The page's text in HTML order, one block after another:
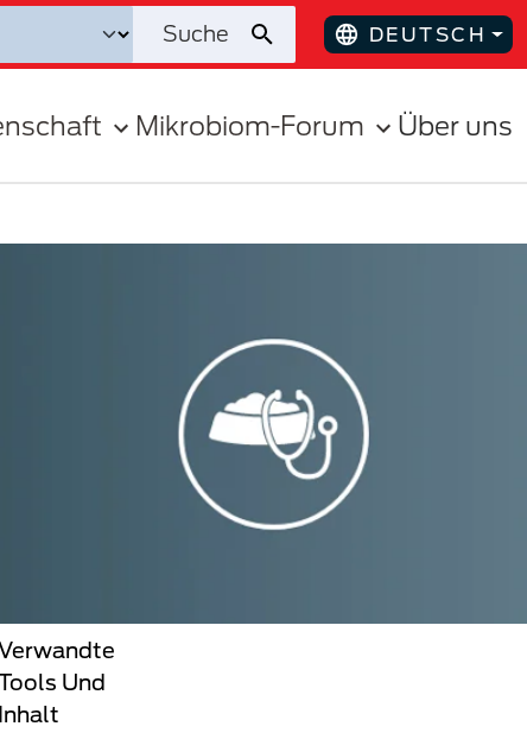
DEUTSCH
Mikrobiom-Forum Über uns
Und
Inhalt